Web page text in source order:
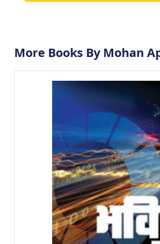
More Books By Mohan